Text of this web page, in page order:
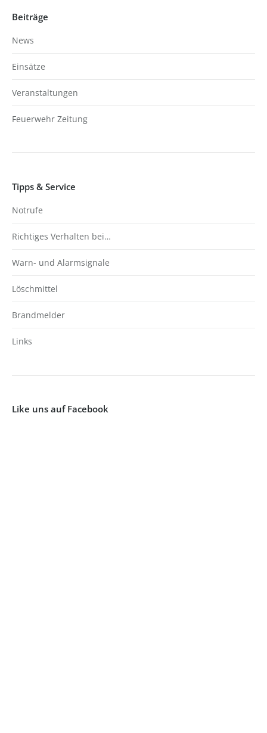
Beiträge
News
Einsätze
Veranstaltungen
Feuerwehr Zeitung
Tipps & Service
Notrufe
Richtiges Verhalten bei…
Warn- und Alarmsignale
Löschmittel
Brandmelder
Links
Like uns auf Facebook